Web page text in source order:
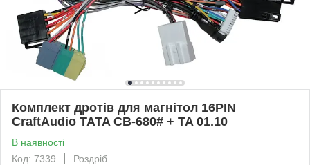
Комплект дротів для магнітол 16PIN
CraftAudio TATA CB-680# + TA 01.10
В наявності
Код: 7339
Роздріб